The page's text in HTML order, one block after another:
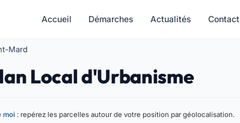
Accueil Démarches Actualités Contact
Mard
Local d'Urbanisme
moi : repérez les parcelles autour de votre position par géolocalisation.